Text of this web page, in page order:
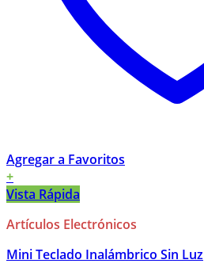
Agregar a Favoritos
+
Vista Rápida
Artículos Electrónicos
Mini Teclado Inalámbrico Sin Luz